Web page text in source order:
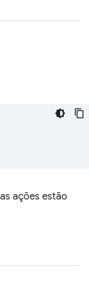
ações estão